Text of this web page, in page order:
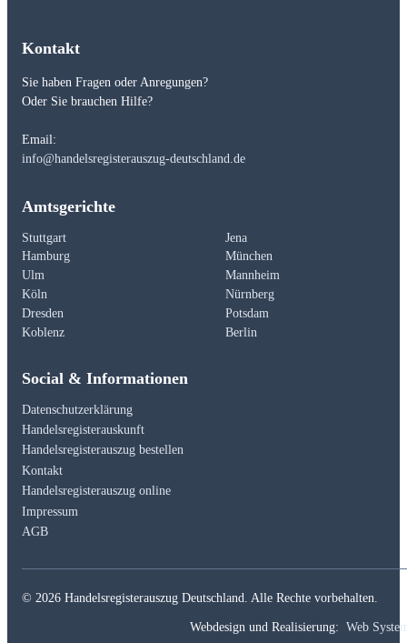
Kontakt
Sie haben Fragen oder Anregungen?
Oder Sie brauchen Hilfe?
Email:
info@handelsregisterauszug-deutschland.de
Amtsgerichte
Stuttgart
Jena
Hamburg
München
Ulm
Mannheim
Köln
Nürnberg
Dresden
Potsdam
Koblenz
Berlin
Social & Informationen
Datenschutzerklärung
Handelsregisterauskunft
Handelsregisterauszug bestellen
Kontakt
Handelsregisterauszug online
Impressum
AGB
© 2026 Handelsregisterauszug Deutschland. Alle Rechte vorbehalten.
Webdesign und Realisierung: Web